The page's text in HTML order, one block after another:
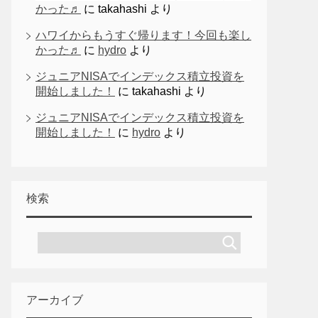
かった♬
に takahashi より
ハワイからもうすぐ帰ります！今回も楽し
かった♬
に hydro より
ジュニアNISAでインデックス積立投資を
開始しました！
に takahashi より
ジュニアNISAでインデックス積立投資を
開始しました！
に hydro より
検索
アーカイブ